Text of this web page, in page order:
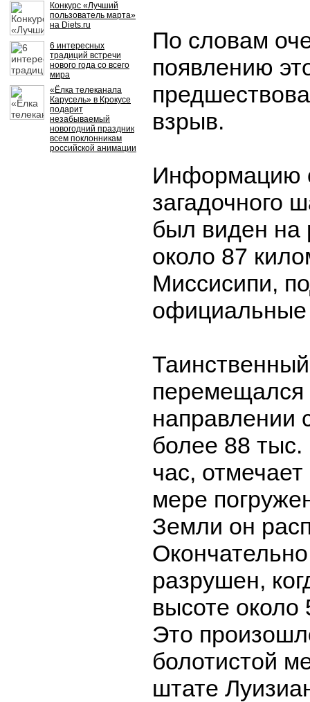
Конкурс «Лучший
пользователь марта»
на Diets.ru
6 интересных
традиций встречи
нового года со всего
мира
«Ёлка телеканала
Карусель» в Крокусе
подарит
незабываемый
новогодний праздник
всем поклонникам
российской анимации
По словам
появлению
взрыв.
Информацию
загадочного
был виден на
около 87
Миссисипи,
официальные
перемещался
направлении
более 88 тыс.
час,
мере
Земли он
разрушен,
высоте около
Это
болотистой
штате